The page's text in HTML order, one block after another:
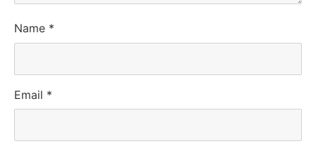
Name *
Email *